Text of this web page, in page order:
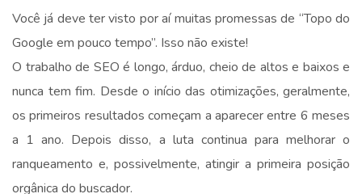
Você já deve ter visto por aí muitas promessas de “Topo do
Google em pouco tempo”. Isso não existe!
O trabalho de SEO é longo, árduo, cheio de altos e baixos e
nunca tem fim. Desde o início das otimizações, geralmente,
os primeiros resultados começam a aparecer entre 6 meses
a 1 ano. Depois disso, a luta continua para melhorar o
ranqueamento e, possivelmente, atingir a primeira posição
orgânica do buscador.